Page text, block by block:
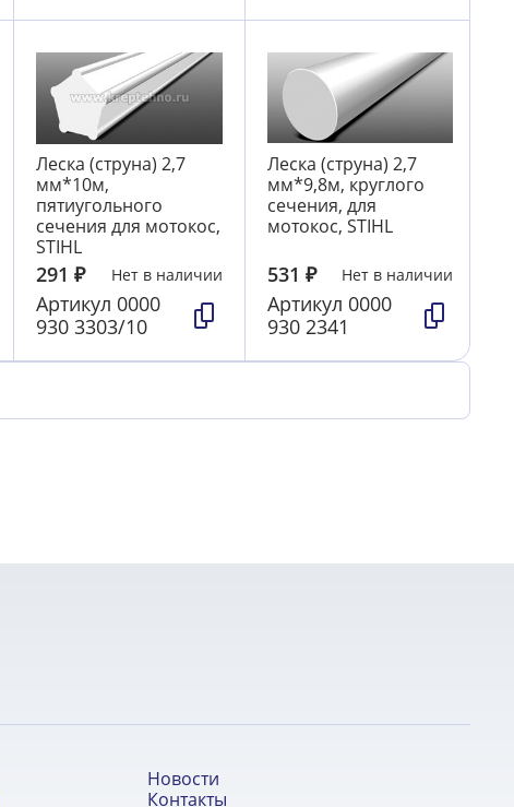
Леска (струна) 2,7
мм*10м,
пятиугольного
сечения для мотокос,
STIHL
291₽ Нет в наличии
Артикул 0000
930 3303/10
Леска (струна) 2,7
мм*9,8м, круглого
сечения, для
мотокос, STIHL
531 ₽ Нет в наличии
Артикул 0000
930 2341
Новости
Контакты